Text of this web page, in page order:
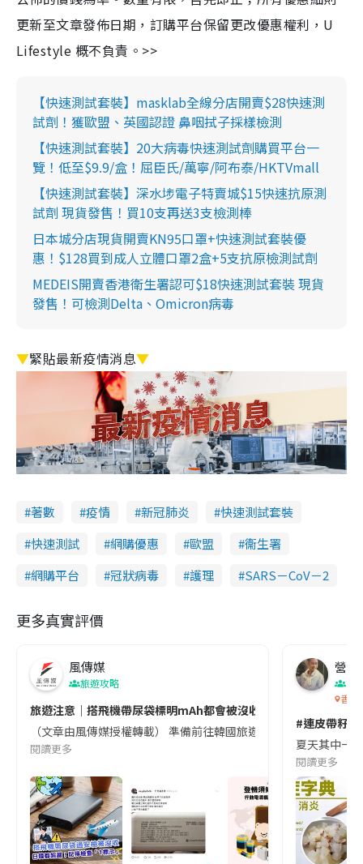
更新至文章發佈日期，訂購平台保留更改優惠權利，U
Lifestyle 概不負責。>>
【快速測試套裝】masklab全線分店開賣$28快速測
試劑！獲歐盟、英國認證 鼻咽拭子採樣檢測
【快速測試套裝】20大病毒快速測試劑購買平台一
覽！低至$9.9/盒！屈臣氏/萬寧/阿布泰/HKTVmall
【快速測試套裝】深水埗電子特賣城$15快速抗原測
試劑 現貨發售！買10支再送3支檢測棒
日本城分店現貨開賣KN95口罩+快速測試套裝優
惠！$128買到成人立體口罩2盒+5支抗原檢測試劑
MEDEIS開賣香港衛生署認可$18快速測試套裝 現貨
發售！可檢測Delta、Omicron病毒
▼緊貼最新疫情消息▼
著數 疫情 新冠肺炎
快速測試套裝
快速測試
網購優惠 歐盟
衞生署
網購平台
冠狀病毒 護理 SARS－CoV－2
更多真實評價
風傳媒
旅遊攻略
旅遊注意｜搭飛機帶尿袋標明mAh都會被沒收😱出發前切記檢查
（文章由風傳媒授權轉載） 準備前往韓國旅遊的民眾，近期要
閱讀更多
營養
香港
#連皮帶籽
夏天其中一
閱讀更多